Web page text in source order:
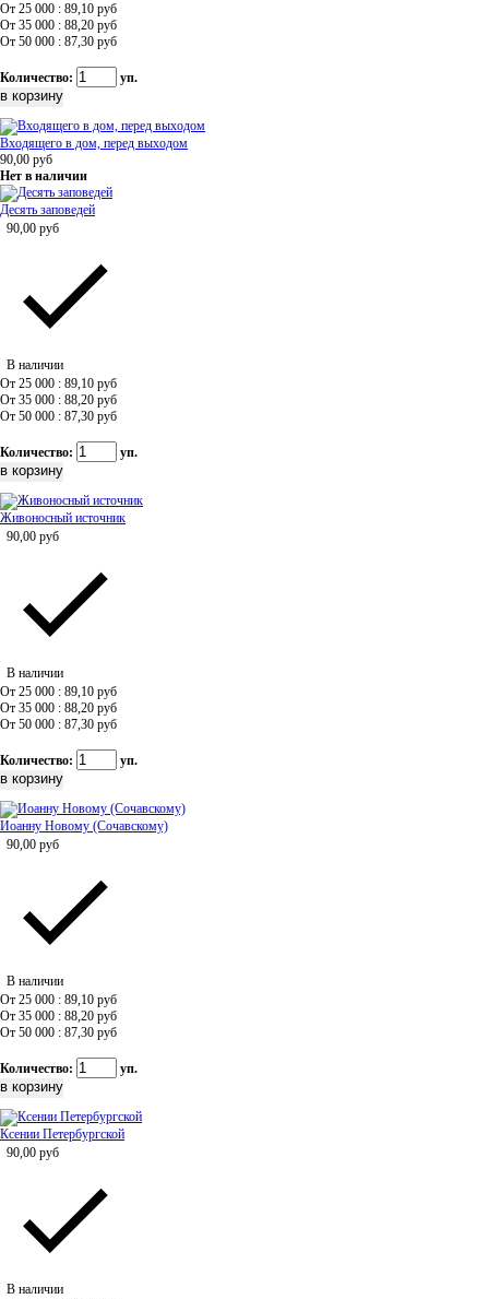
От 25 000 : 89,10 руб
От 35 000 : 88,20 руб
От 50 000 : 87,30 руб
Количество: уп.
Входящего в дом, перед выходом
90,00 руб
Нет в наличии
Десять заповедей
90,00 руб
В наличии
От 25 000 : 89,10 руб
От 35 000 : 88,20 руб
От 50 000 : 87,30 руб
Количество: уп.
Живоносный источник
90,00 руб
В наличии
От 25 000 : 89,10 руб
От 35 000 : 88,20 руб
От 50 000 : 87,30 руб
Количество: уп.
Иоанну Новому (Сочавскому)
90,00 руб
В наличии
От 25 000 : 89,10 руб
От 35 000 : 88,20 руб
От 50 000 : 87,30 руб
Количество: уп.
Ксении Петербургской
90,00 руб
В наличии